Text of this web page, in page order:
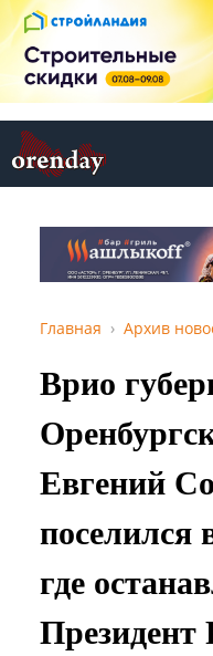
Главная Архив
Врио
Евгений
поселился
где
Президент